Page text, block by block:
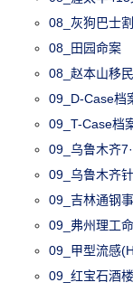
08_灰狗巴士
08_田园命案
08_赵本山移民
09_D-Case档
09_T-Case档
09_乌鲁木齐
09_乌鲁木齐
09_吉林通钢
09_弗州理工
09_甲型流感
09_红宝石酒